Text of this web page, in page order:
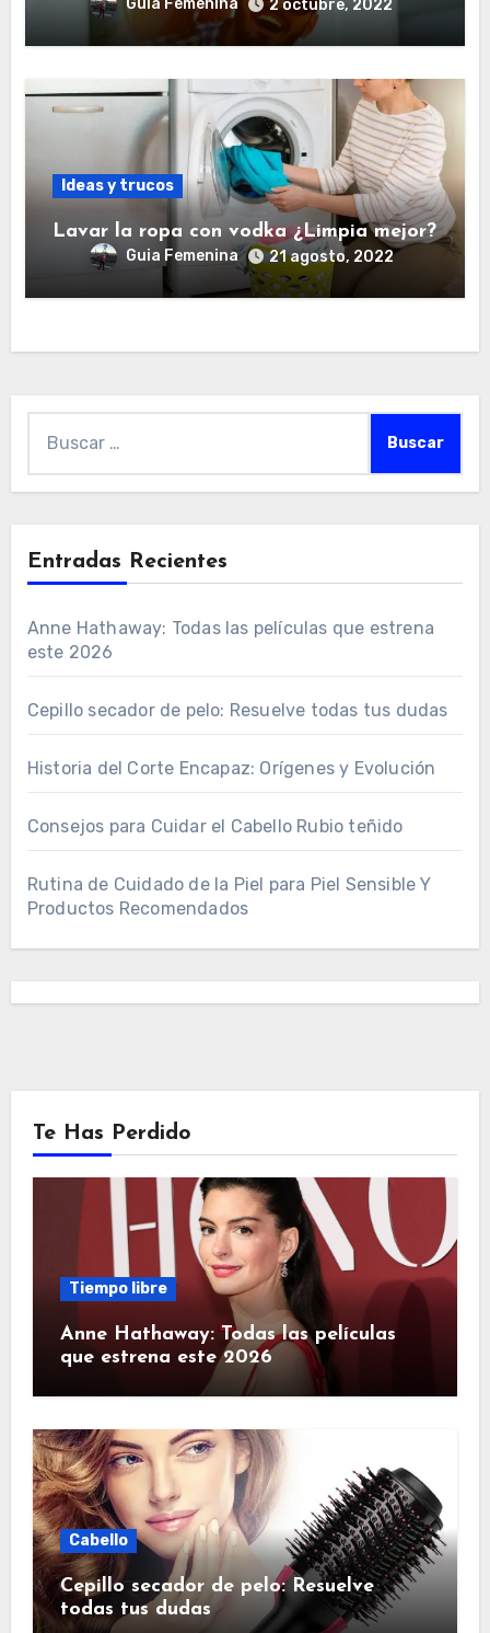
2 octubre, 2022
Ideas y trucos
Lavar la ropa con vodka ¿Limpia mejor?
Guia Femenina 21 agosto, 2022
Entradas Recientes
Anne Hathaway: Todas las películas que estrena
este 2026
Cepillo secador de pelo: Resuelve todas tus dudas
Historia del Corte Encapaz: Orígenes y Evolución
Consejos para Cuidar el Cabello Rubio teñido
Rutina de Cuidado de la Piel para Piel Sensible Y
Productos Recomendados
Te Has Perdido
Tiempo libre
Anne Hathaway: Todas las películas
que estrena este 2026
Cabello
Cepillo secador de pelo: Resuelve
todas tus dudas